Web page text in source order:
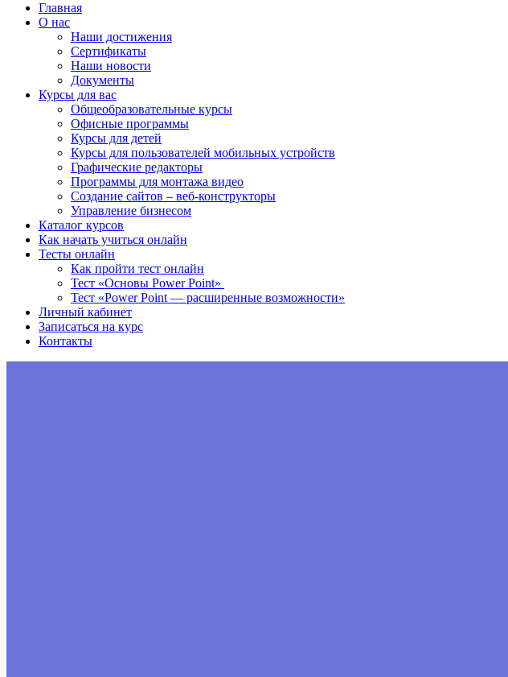
Главная
О нас
Наши достижения
Сертификаты
Наши новости
Документы
Курсы для вас
Общеобразовательные курсы
Офисные программы
Курсы для детей
Курсы для пользователей мобильных устройств
Графические редакторы
Программы для монтажа видео
Создание сайтов – веб-конструкторы
Управление бизнесом
Каталог курсов
Как начать учиться онлайн
Тесты онлайн
Как пройти тест онлайн
Тест «Основы Power Point»
Тест «Power Point — расширенные возможности»
Личный кабинет
Записаться на курс
Контакты